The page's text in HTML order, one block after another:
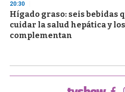
20:30
Hígado graso: seis bebidas
cuidar la salud hepática y
complementan